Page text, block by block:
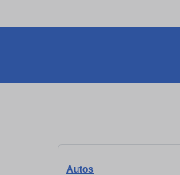
Autos